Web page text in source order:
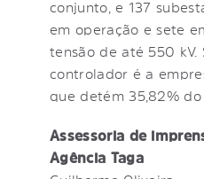
conjunto, e 137
em operação e sete
tensão de até 550 kV.
controlador é a
que detém 35,82%
Assessoria de
Agência Taga